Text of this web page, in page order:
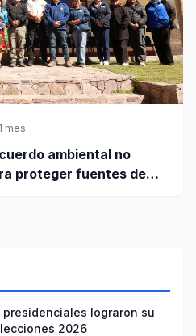
mes
ambiental no
proteger fuentes de
lograron su
2026